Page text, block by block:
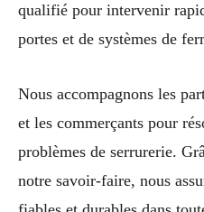
qualifié pour intervenir
portes et de systèmes de
Nous accompagnons les
et les commerçants pour
problèmes de serrurerie.
notre savoir-faire, nous